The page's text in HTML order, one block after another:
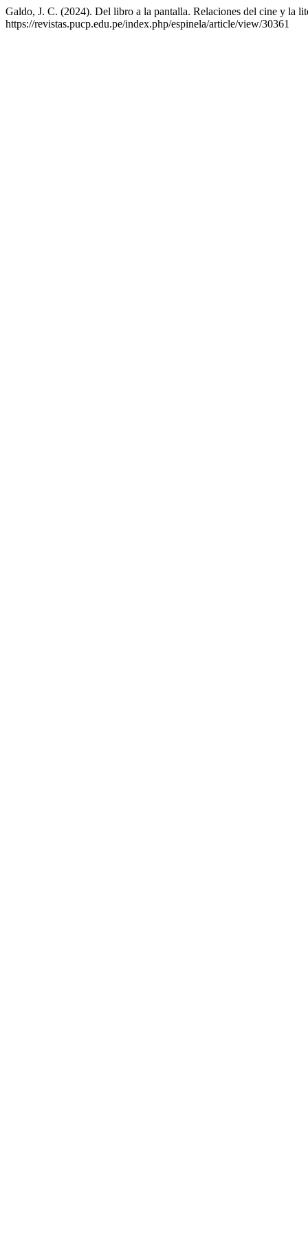
Galdo, J. C. (2024). Del libro a la pantalla. Relaciones del cine y la
https://revistas.pucp.edu.pe/index.php/espinela/article/view/30361